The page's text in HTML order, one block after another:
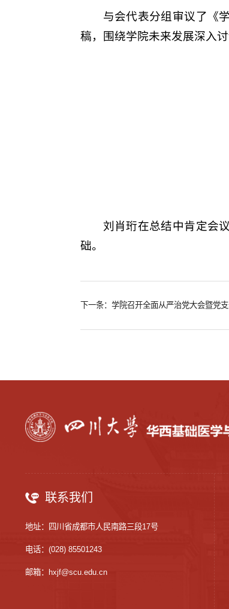
与会代表分组审议了《
稿，围绕学院未来发展深入
刘肖珩在总结中肯定会
础。
下一条：学院召开全面从严治党大会暨党
联系我们
地址：四川省成都市人民南路三段17号
电话：(028) 85501243
邮箱：hxjf@scu.edu.cn